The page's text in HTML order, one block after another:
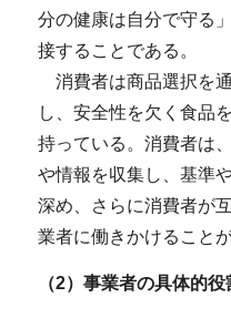
分の健康は自分で守る
接することである。
消費者は商品選択を
し、安全性を欠く食品
持っている。消費者は
や情報を収集し、基準
深め、さらに消費者が
業者に働きかけること
（2）事業者の具体的役